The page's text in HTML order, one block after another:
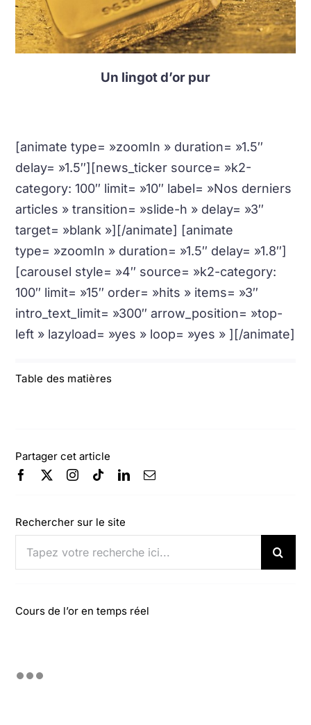
Table des matières
Partager cet article
Rechercher sur le site
Cours de l’or en temps réel
Un lingot d’or pur
[animate type= »zoomIn » duration= »1.5″
delay= »1.5″][news_ticker source= »k2-
category: 100″ limit= »10″ label= »Nos derniers
articles » transition= »slide-h » delay= »3″
target= »blank »][/animate] [animate
type= »zoomIn » duration= »1.5″ delay= »1.8″]
[carousel style= »4″ source= »k2-category:
100″ limit= »15″ order= »hits » items= »3″
intro_text_limit= »300″ arrow_position= »top-
left » lazyload= »yes » loop= »yes » ][/animate]